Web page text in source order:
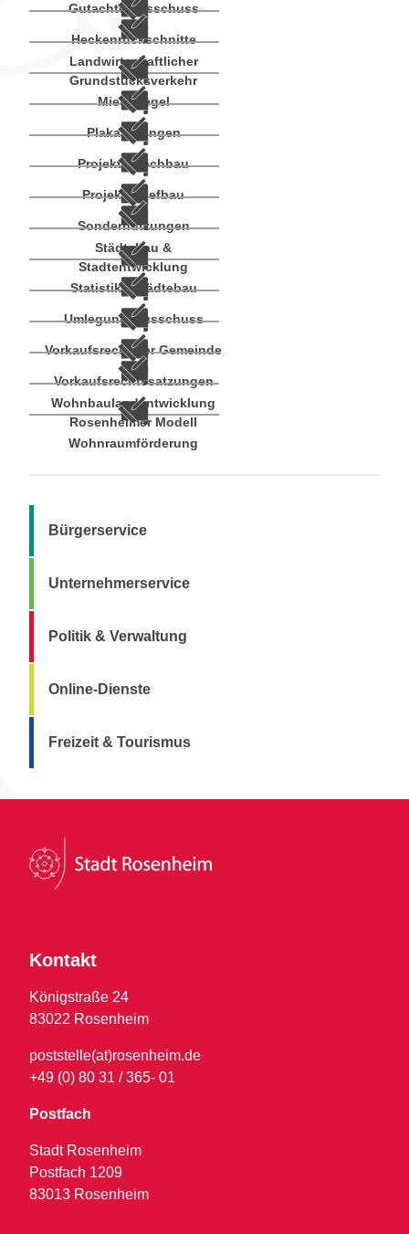
Gutachterausschuss
Heckenrückschnitte
Landwirtschaftlicher
Grundstücksverkehr
Mietspiegel
Plakatierungen
Projekte Hochbau
Projekte Tiefbau
Sondernutzungen
Städtebau &
Stadtentwicklung
Statistik - Städtebau
Umlegungsausschuss
Vorkaufsrecht der Gemeinde
Vorkaufsrechtssatzungen
Wohnbaulandentwicklung
Rosenheimer Modell
Wohnraumförderung
Bürgerservice
Unternehmerservice
Politik & Verwaltung
Online-Dienste
Freizeit & Tourismus
Kontakt
Königstraße 24
83022 Rosenheim
poststelle(at)rosenheim.de
+49 (0) 80 31 / 365- 01
Postfach
Stadt Rosenheim
Postfach 1209
83013 Rosenheim